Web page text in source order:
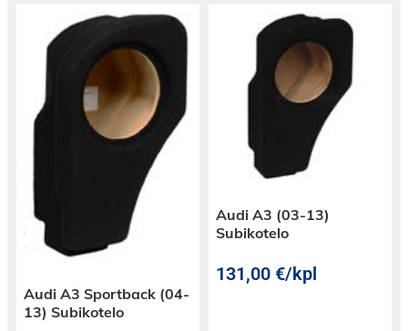
Audi A3 Sportback (04-
13) Subikotelo
Audi A3 (03-13)
Subikotelo
131,00€/kpl